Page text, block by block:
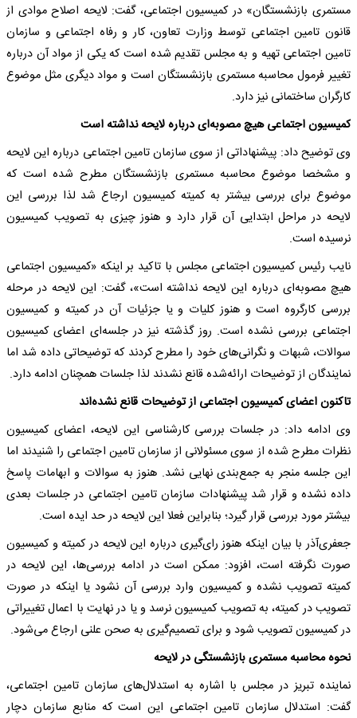
مستمری بازنشستگان» در کمیسیون اجتماعی، گفت: لایحه اصلاح موادی از
قانون تامین اجتماعی توسط وزارت تعاون، کار و رفاه اجتماعی و سازمان
تامین اجتماعی تهیه و به مجلس تقدیم شده است که یکی از مواد آن درباره
تغییر فرمول محاسبه مستمری بازنشستگان است و مواد دیگری مثل موضوع
کارگران ساختمانی نیز دارد.
کمیسیون اجتماعی هیچ مصوبه‌ای درباره لایحه نداشته است
وی توضیح داد: پیشنهاداتی از سوی سازمان تامین اجتماعی درباره این لایحه
و مشخصا موضوع محاسبه مستمری بازنشستگان مطرح شده است که
موضوع برای بررسی بیشتر به کمیته کمیسیون ارجاع شد لذا بررسی این
لایحه در مراحل ابتدایی آن قرار دارد و هنوز چیزی به تصویب کمیسیون
نرسیده است.
نایب‌ رئیس کمیسیون اجتماعی مجلس با تاکید بر اینکه «کمیسیون اجتماعی
هیچ مصوبه‌ای درباره این لایحه نداشته است»، گفت: این لایحه در مرحله
بررسی کارگروه است و هنوز کلیات و یا جزئیات آن در کمیته و کمیسیون
اجتماعی بررسی نشده است. روز گذشته نیز در جلسه‌ای اعضای کمیسیون
سوالات، شبهات و نگرانی‌های خود را مطرح کردند که توضیحاتی داده شد اما
نمایندگان از توضیحات ارائه‌شده قانع نشدند لذا جلسات همچنان ادامه دارد.
تاکنون اعضای کمیسیون اجتماعی از توضیحات قانع نشده‌اند
وی ادامه داد: در جلسات بررسی کارشناسی این لایحه، اعضای کمیسیون
نظرات مطرح شده از سوی مسئولانی از سازمان تامین اجتماعی را شنیدند اما
این جلسه منجر به جمع‌بندی نهایی نشد. هنوز به سوالات و ابهامات پاسخ
داده نشده و قرار شد پیشنهادات سازمان تامین اجتماعی در جلسات بعدی
بیشتر مورد بررسی قرار گیرد؛ بنابراین فعلا این لایحه در حد ایده است.
جعفری‌آذر با بیان اینکه هنوز رای‌گیری درباره این لایحه در کمیته و کمیسیون
صورت نگرفته است، افزود: ممکن است در ادامه بررسی‌ها، این لایحه در
کمیته تصویب نشده و کمیسیون وارد بررسی آن نشود یا اینکه در صورت
تصویب در کمیته، به تصویب کمیسیون نرسد و یا در نهایت با اعمال تغییراتی
در کمیسیون تصویب شود و برای تصمیم‌گیری به صحن علنی ارجاع می‌شود.
نحوه محاسبه مستمری بازنشستگی در لایحه
نماینده تبریز در مجلس با اشاره به استدلال‌های سازمان تامین اجتماعی‌،
گفت: استدلال سازمان تامین اجتماعی این است که منابع سازمان دچار